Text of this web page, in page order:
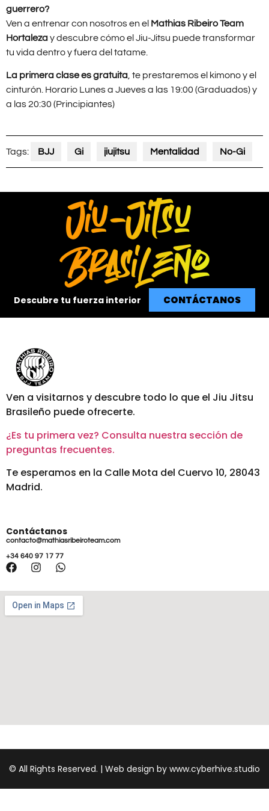
guerrero?
Ven a entrenar con nosotros en el Mathias Ribeiro Team
Hortalezay descubre cómo el Jiu-Jitsu puede transformar
tu vida dentro y fuera del tatame.
La primera clase es gratuita , te prestaremos el kimono y el
cinturón. Horario Lunes a Jueves a las 19:00 (Graduados) y
a las 20:30 (Principiantes)
Tags: BJJ Gi jiujitsu Mentalidad No-Gi
Descubre tu fuerza interior CONTÁCTANOS
Ven a visitarnos y descubre todo lo que el Jiu Jitsu
Brasileño puede ofrecerte.
¿Es tu primera vez? Consulta nuestra sección de
preguntas frecuentes.
Te esperamos en la Calle Mota del Cuervo 10, 28043
Madrid.
Contáctanos
contacto@mathiasribeiroteam.com
+34 640 97 17 77
© All Rights Reserved. | Web design by www.cyberhive.studio